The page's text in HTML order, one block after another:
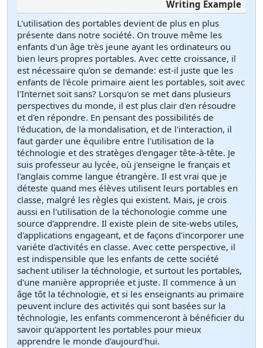
L'utilisation des portables devient de plus en plus
présente dans notre société. On trouve même les
enfants d'un âge très jeune ayant les ordinateurs ou
bien leurs propres portables. Avec cette croissance, il
est nécessaire qu'on se demande: est-il juste que les
enfants de l'école primaire aient les portables, soit avec
l'Internet soit sans? Lorsqu'on se met dans plusieurs
perspectives du monde, il est plus clair d'en résoudre
et d'en répondre. En pensant des possibilités de
l'éducation, de la mondalisation, et de l'interaction, il
faut garder une équilibre entre l'utilisation de la
téchnologie et des stratèges d'engager tête-à-tête. Je
suis professeur au lycée, où j'enseigne le français et
l'anglais comme langue étrangère. Il est vrai que je
déteste quand mes élèves utilisent leurs portables en
classe, malgré les règles qui existent. Mais, je crois
aussi en l'utilisation de la téchonologie comme une
source d'apprendre. Il existe plein de site-webs utiles,
d'applications engageant, et de façons d'incorporer une
variéte d'activités en classe. Avec cette perspective, il
est indispensible que les enfants de cette société
sachent utiliser la téchnologie, et surtout les portables,
d'une manière appropriée et juste. Il commence à un
âge tôt la téchnologie, et si les enseignants au primaire
peuvent inclure des activités qui sont basées sur la
téchnologie, les enfants commenceront à bénéficier du
savoir qu'apportent les portables pour mieux
apprendre le monde d'aujourd'hui.